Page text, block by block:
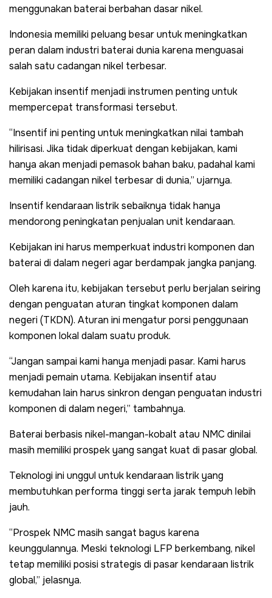
menggunakan baterai berbahan dasar nikel.
Indonesia memiliki peluang besar untuk meningkatkan
peran dalam industri baterai dunia karena menguasai
salah satu cadangan nikel terbesar.
Kebijakan insentif menjadi instrumen penting untuk
mempercepat transformasi tersebut.
“Insentif ini penting untuk meningkatkan nilai tambah
hilirisasi. Jika tidak diperkuat dengan kebijakan, kami
hanya akan menjadi pemasok bahan baku, padahal kami
memiliki cadangan nikel terbesar di dunia,” ujarnya.
Insentif kendaraan listrik sebaiknya tidak hanya
mendorong peningkatan penjualan unit kendaraan.
Kebijakan ini harus memperkuat industri komponen dan
baterai di dalam negeri agar berdampak jangka panjang.
Oleh karena itu, kebijakan tersebut perlu berjalan seiring
dengan penguatan aturan tingkat komponen dalam
negeri (TKDN). Aturan ini mengatur porsi penggunaan
komponen lokal dalam suatu produk.
“Jangan sampai kami hanya menjadi pasar. Kami harus
menjadi pemain utama. Kebijakan insentif atau
kemudahan lain harus sinkron dengan penguatan industri
komponen di dalam negeri,” tambahnya.
Baterai berbasis nikel-mangan-kobalt atau NMC dinilai
masih memiliki prospek yang sangat kuat di pasar global.
Teknologi ini unggul untuk kendaraan listrik yang
membutuhkan performa tinggi serta jarak tempuh lebih
jauh.
“Prospek NMC masih sangat bagus karena
keunggulannya. Meski teknologi LFP berkembang, nikel
tetap memiliki posisi strategis di pasar kendaraan listrik
global,” jelasnya.